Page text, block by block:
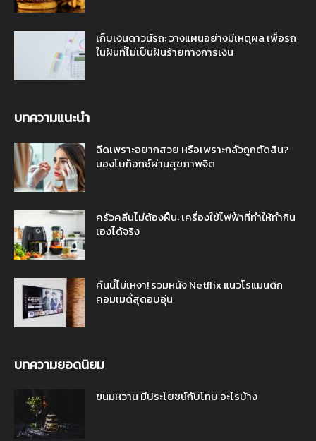
เก็บเงินดาวน์รถ: วางแผนอย่างมีเหตุผล เพื่อรถ
ในฝันที่ไม่เป็นฝันร้ายทางการเงิน
บทความแนะนำ
ฉีดเพราะอยากสวย หรือเพราะกลัวถูกตัดสิน?
มองโบท็อกซ์ผ่านสุขภาพจิต
ครัวคลีนไม่ต้องฝืน: เครื่องใช้ไฟฟ้าที่ทำให้ทำกิน
เองได้จริง
คืนนี้ไม่เหงา! รวมหนัง Netflix แนวโรแมนติก
คอมเมดี้สุดอบอุ่น
บทความยอดนิยม
ขนมหวาน มีประโยชน์กับโทษ อะไรบ้าง